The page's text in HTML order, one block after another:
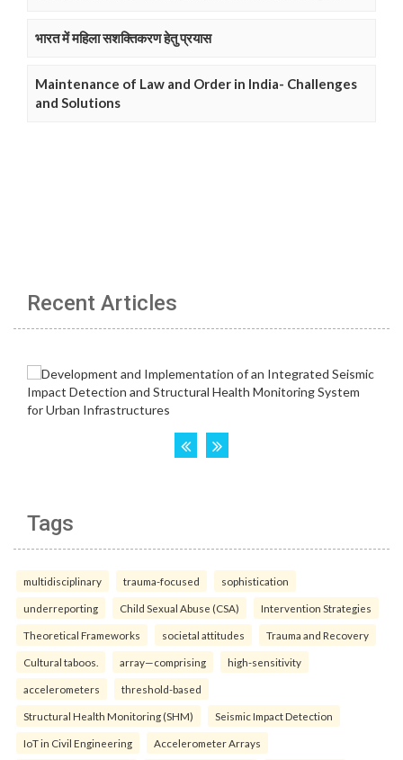
भारत में महिला सशक्तिकरण हेतु प्रयास
Maintenance of Law and Order in India- Challenges
and Solutions
Recent Articles
Tags
multidisciplinary trauma-focused sophistication
underreporting Child Sexual Abuse (CSA) Intervention Strategies
Theoretical Frameworks societal attitudes Trauma and Recovery
Cultural taboos. array—comprising high-sensitivity
accelerometers threshold-based
Structural Health Monitoring (SHM) Seismic Impact Detection
IoT in Civil Engineering Accelerometer Arrays